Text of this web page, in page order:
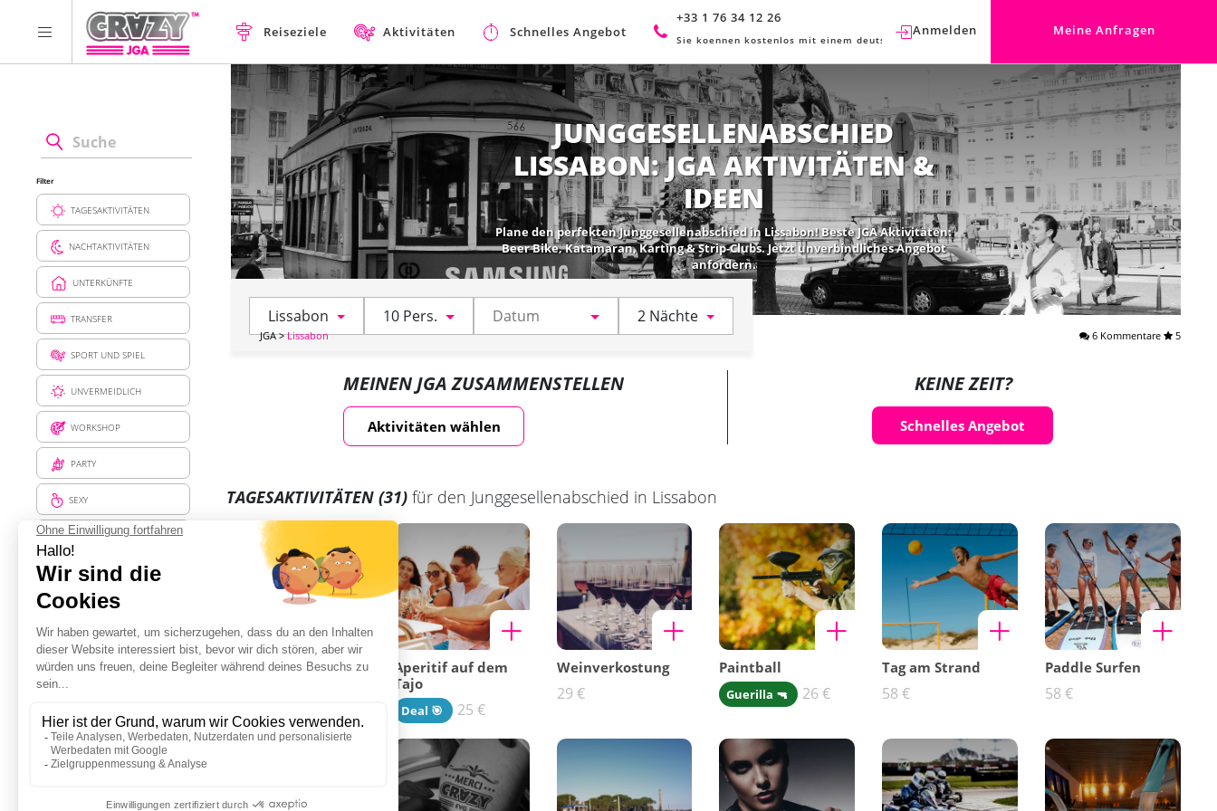
Reiseziele Aktivitäten Schnelles Angebot
+33 1 76 34 12 26
Sie koennen kostenlos mit einem deutschen Berater sprechen.
Anmelden Meine Anfragen
Filter
TAGESAKTIVITÄTEN
NACHTAKTIVITÄTEN
UNTERKÜNFTE
TRANSFER
SPORT UND SPIEL
UNVERMEIDLICH
WORKSHOP
PARTY
SEXY
BESUCHEN
ENTSPANNUNG
ESSEN UND TRINKEN
STREICH
JUNGGESELLENABSCHIED
LISSABON: JGA AKTIVITÄTEN &
IDEEN
Plane den perfekten Junggesellenabschied in Lissabon! Beste JGA Aktivitäten:
Beer Bike, Katamaran, Karting & Strip-Clubs. Jetzt unverbindliches Angebot
anfordern.
Lissabon 10 Pers. 2 Nächte
JGA>Lissabon 6 Kommentare 5
MEINEN JGA ZUSAMMENSTELLEN
Aktivitäten wählen
KEINE ZEIT?
Schnelles Angebot
TAGESAKTIVITÄTEN (31)für den Junggesellenabschied in Lissabon
Sexy Wake Up für
Aperitif auf dem
Tajo
Deal 🎯 25 €
Weinverkostung
29 €
Paintball
Guerilla 🔫 26 €
Tag am Strand
58 €
Paddle Surfen
58 €